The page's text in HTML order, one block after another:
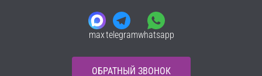
maxtelegramwhatsapp
ОБРАТНЫЙ ЗВОНОК